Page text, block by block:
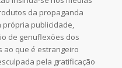
da propaganda
própria publicidade,
de genuflexões dos
ao que é estrangeiro
pela gratificação